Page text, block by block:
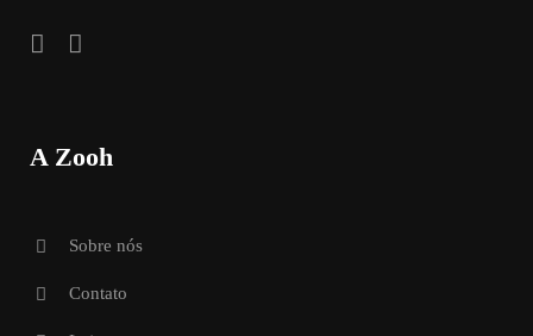
A Zooh
Sobre nós
Contato